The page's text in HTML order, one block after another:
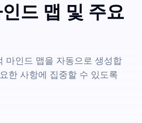
드 맵 및 주요
마인드 맵을 자동으로 생성합
한 사항에 집중할 수 있도록